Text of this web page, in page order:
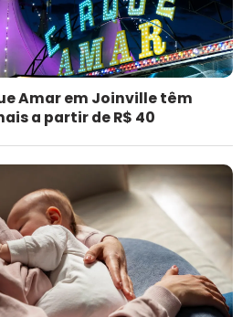
Amar em Joinville têm
a partir de R$ 40